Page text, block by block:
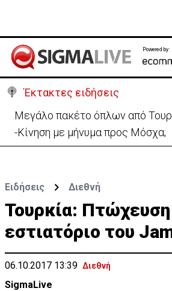
Powered by:
Έκτακτες ειδήσεις
Μεγάλο πακέτο όπλων από
-Κίνηση με μήνυμα προς Μόσχα;
Ειδήσεις Διεθνή
Τουρκία:
εστιατόριο του
06.10.2017 13:39 Διεθνή
SigmaLive